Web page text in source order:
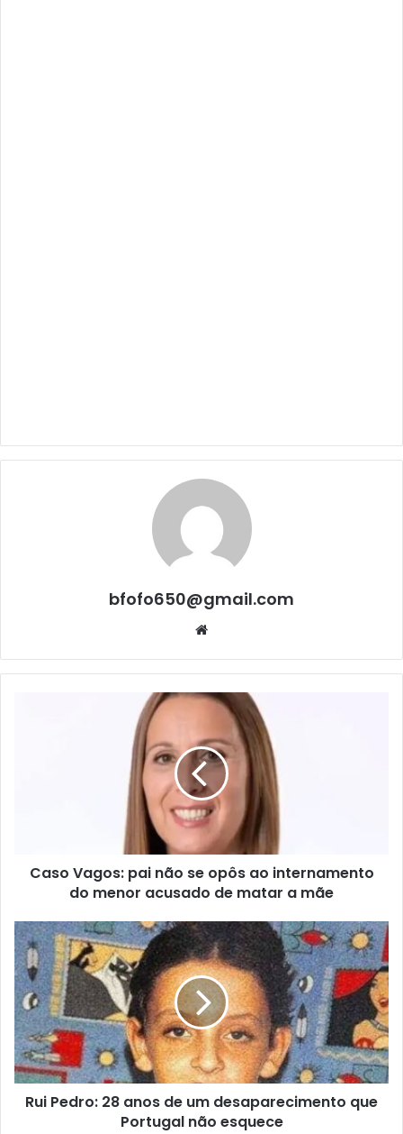
bfofo650@gmail.com
Website
Caso Vagos: pai não se opôs ao internamento
do menor acusado de matar a mãe
Rui Pedro: 28 anos de um desaparecimento que
Portugal não esquece